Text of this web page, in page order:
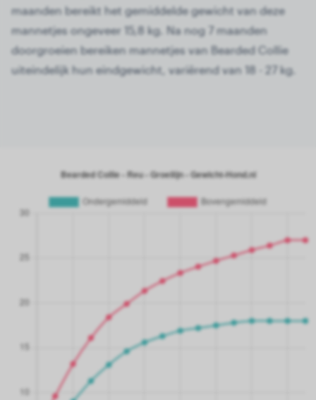
maanden bereikt het gemiddelde gewicht van deze
mannetjes ongeveer 15,8 kg. Na nog 7 maanden
doorgroeien bereiken mannetjes van Bearded Collie
uiteindelijk hun eindgewicht, variërend van 18 - 27 kg.